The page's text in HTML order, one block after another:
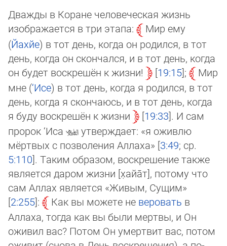
Дважды в Коране человеческая жизнь
изображается в три этапа:
Мир ему
(Йахйе) в тот день, когда он родился, в тот
день, когда он скончался, и в тот день, когда
он будет воскрешён к жизни!
19:15 ;
Мир
мне (‘Исе) в тот день, когда я родился, в тот
день, когда я скончаюсь, и в тот день, когда
я буду воскрешён к жизни
19:33 . И сам
пророк ‘Иса
утверждает: «я ожив­лю
мёртвых с позволения Аллаха» [3:49; ср.
5:110]. Таким образом, воскрешение также
является даром жизни [х̣айа̄т], по­то­му что
сам Аллах является «Живым, Сущим»
[2:255]: Как вы можете не веровать в
Аллаха, тогда как вы были мертвы, и Он
оживил вас? Потом Он умертвит вас, потом